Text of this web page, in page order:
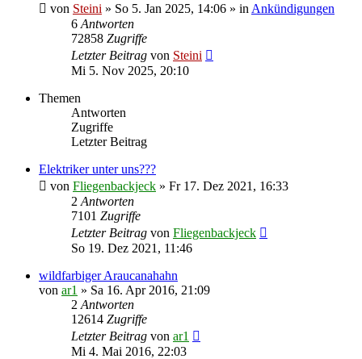
von Steini » So 5. Jan 2025, 14:06 » in Ankündigungen
6 Antworten
72858 Zugriffe
Letzter Beitrag von Steini
Mi 5. Nov 2025, 20:10
Themen
Antworten
Zugriffe
Letzter Beitrag
Elektriker unter uns???
von Fliegenbackjeck » Fr 17. Dez 2021, 16:33
2 Antworten
7101 Zugriffe
Letzter Beitrag von Fliegenbackjeck
So 19. Dez 2021, 11:46
wildfarbiger Araucanahahn
von ar1 » Sa 16. Apr 2016, 21:09
2 Antworten
12614 Zugriffe
Letzter Beitrag von ar1
Mi 4. Mai 2016, 22:03